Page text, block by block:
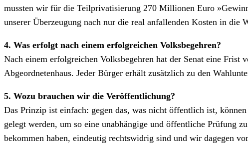
mussten wir für die Teilprivatisierung 270 Millionen Euro
unserer Überzeugung nach nur die real anfallenden Kosten in die
4. Was erfolgt nach einem erfolgreichen Volksbegehren?
Nach einem erfolgreichen Volksbegehren hat der Senat eine
Abgeordnetenhaus. Jeder Bürger erhält zusätzlich zu den
5. Wozu brauchen wir die Veröffentlichung?
Das Prinzip ist einfach: gegen das, was nicht öffentlich ist,
gelegt werden, um so eine unabhängige und öffentliche Prüfung
bekommen haben, eindeutig rechtswidrig sind und wir dagegen